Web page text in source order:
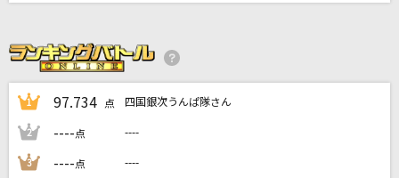
DAMの新曲・ランキングなど
カラオケ最新情報をチェック！
1 97.734 点 四国銀次うんぱ隊さん
2 ----点 ----
3 ----点 ----